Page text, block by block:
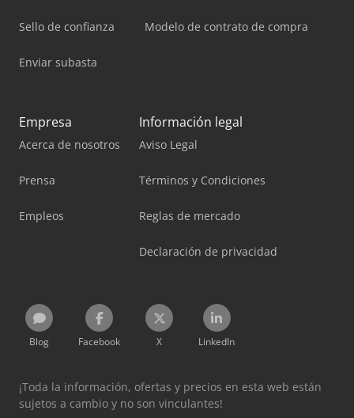
Sello de confianza
Enviar subasta
Modelo de contrato de compra
Empresa
Acerca de nosotros
Prensa
Empleos
Información legal
Aviso Legal
Términos y Condiciones
Reglas de mercado
Declaración de privacidad
Blog Facebook X LinkedIn
¡Toda la información, ofertas y precios en esta web están
sujetos a cambio y no son vinculantes!